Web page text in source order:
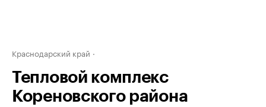
Краснодарский край
Тепловой комплекс
Кореновского района